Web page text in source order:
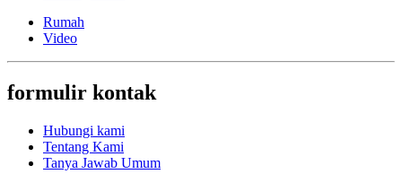
Rumah
Video
formulir kontak
Hubungi kami
Tentang Kami
Tanya Jawab Umum